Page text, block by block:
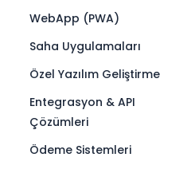
WebApp (PWA)
Saha Uygulamaları
Özel Yazılım Geliştirme
Entegrasyon & API
Çözümleri
Ödeme Sistemleri